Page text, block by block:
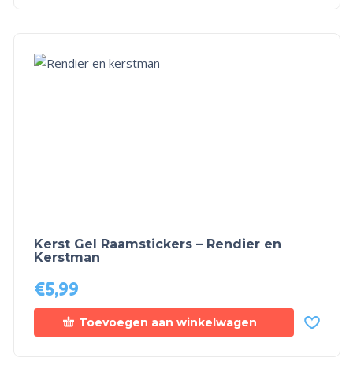
Kerst Gel Raamstickers – Rendier en
Kerstman
€5,99
Toevoegen aan winkelwagen